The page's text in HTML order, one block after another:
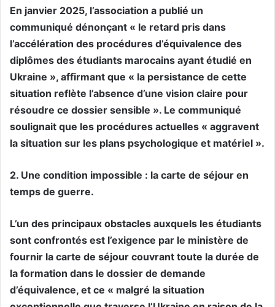
En janvier 2025, l’association a publié un
communiqué dénonçant « le retard pris dans
l’accélération des procédures d’équivalence des
diplômes des étudiants marocains ayant étudié en
Ukraine », affirmant que « la persistance de cette
situation reflète l’absence d’une vision claire pour
résoudre ce dossier sensible ». Le communiqué
soulignait que les procédures actuelles « aggravent
la situation sur les plans psychologique et matériel ».
2. Une condition impossible : la carte de séjour en
temps de guerre.
L’un des principaux obstacles auxquels les étudiants
sont confrontés est l’exigence par le ministère de
fournir la carte de séjour couvrant toute la durée de
la formation dans le dossier de demande
d’équivalence, et ce « malgré la situation